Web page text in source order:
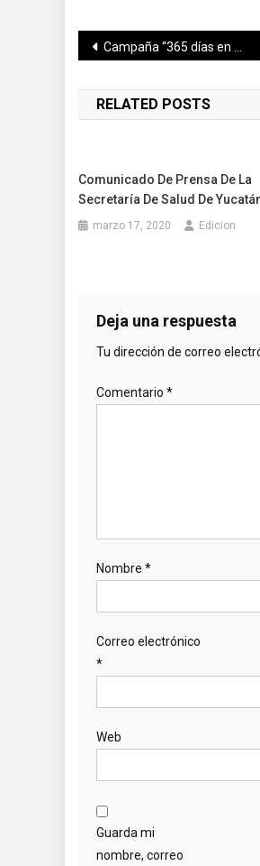
Navegación
de
entradas
Campaña “365 días en Yucatán” celebra centenar de experiencias
RELATED POSTS
Comunicado De Prensa De La
Secretaría De Salud De
marzo 17, 2020 Edicion
Deja una respuesta
Tu dirección de correo
Comentario *
Nombre *
Correo electrónico
*
Web
Guarda mi
nombre, correo